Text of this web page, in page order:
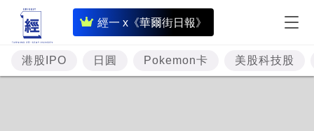
經一 x《華爾街日報》
即
時
財
經
港股IPO 日圓 Pokemon卡 美股科技股